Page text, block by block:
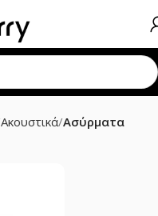
Ακουστικά Ασύρματα